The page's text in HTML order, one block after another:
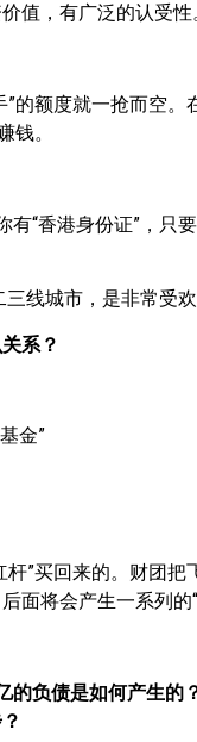
值，有广泛的认受性
”的额度就一抢而空。
钱。
有“香港身份证”，只
三线城市，是非常受欢
系？
金”
杆”买回来的。财团把
面将会产生一系列的“
的负债是如何产生的